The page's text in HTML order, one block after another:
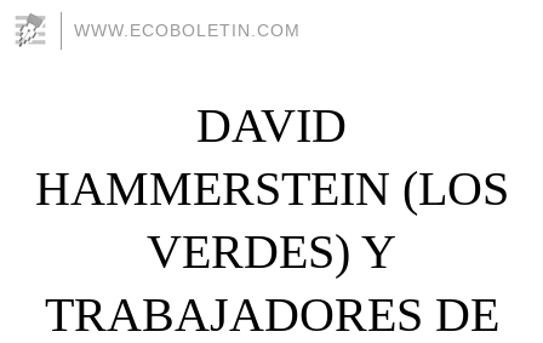
WWW.ECOBOLETIN.COM
DAVID
HAMMERSTEIN (LOS
VERDES) Y
TRABAJADORES DE